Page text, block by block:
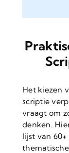
Het kiezen
scriptie
vraagt om
denken.
lijst van